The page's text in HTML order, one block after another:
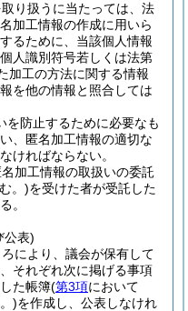
り扱うに当たっては、法
加工情報の作成に用いら
るために、当該個人情報
人識別符号若しくは法第
加工の方法に関する情報
を他の情報と照合しては
を防止するために必要なも
、匿名加工情報の適切な
ければならない。
加工情報の取扱いの委託
。)を受けた者が受託した
。
公表)
により、議会が保有して
それぞれ次に掲げる事項
た帳簿(第3項において
)を作成し、公表しなけれ